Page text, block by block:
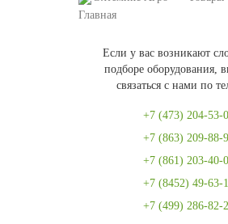
Если у вас возникают
подборе оборудования,
связаться с нами по
+7 (473) 204-53-
+7 (863) 209-88-
+7 (861) 203-40-
+7 (8452) 49-63-
+7 (499) 286-82-